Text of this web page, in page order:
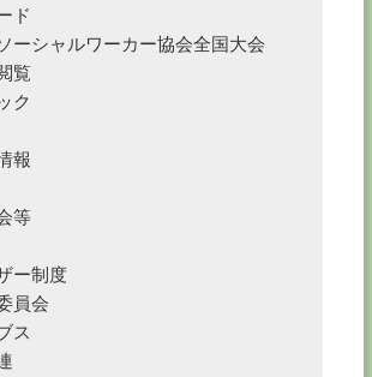
ド
ーシャルワーカー協会全国大会
覧
ク
報
等
ー制度
員会
ス